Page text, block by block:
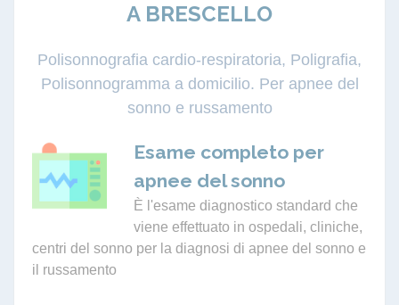
A BRESCELLO
Polisonnografia cardio-respiratoria, Poligrafia,
Polisonnogramma a domicilio. Per apnee del
sonno e russamento
Esame completo per
apnee del sonno
È l'esame diagnostico standard che
viene effettuato in ospedali, cliniche,
centri del sonno per la diagnosi di apnee del sonno e
il russamento